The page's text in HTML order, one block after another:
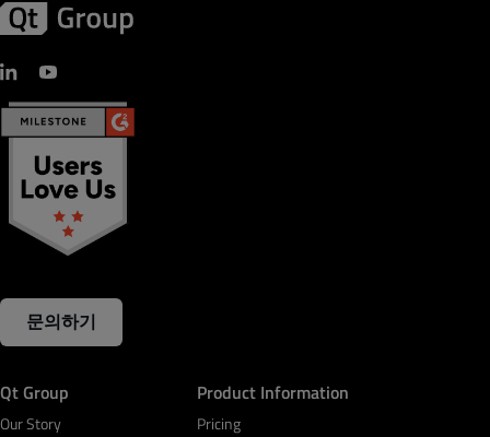
문의하기
Qt Group
Our Story
Product Information
Pricing